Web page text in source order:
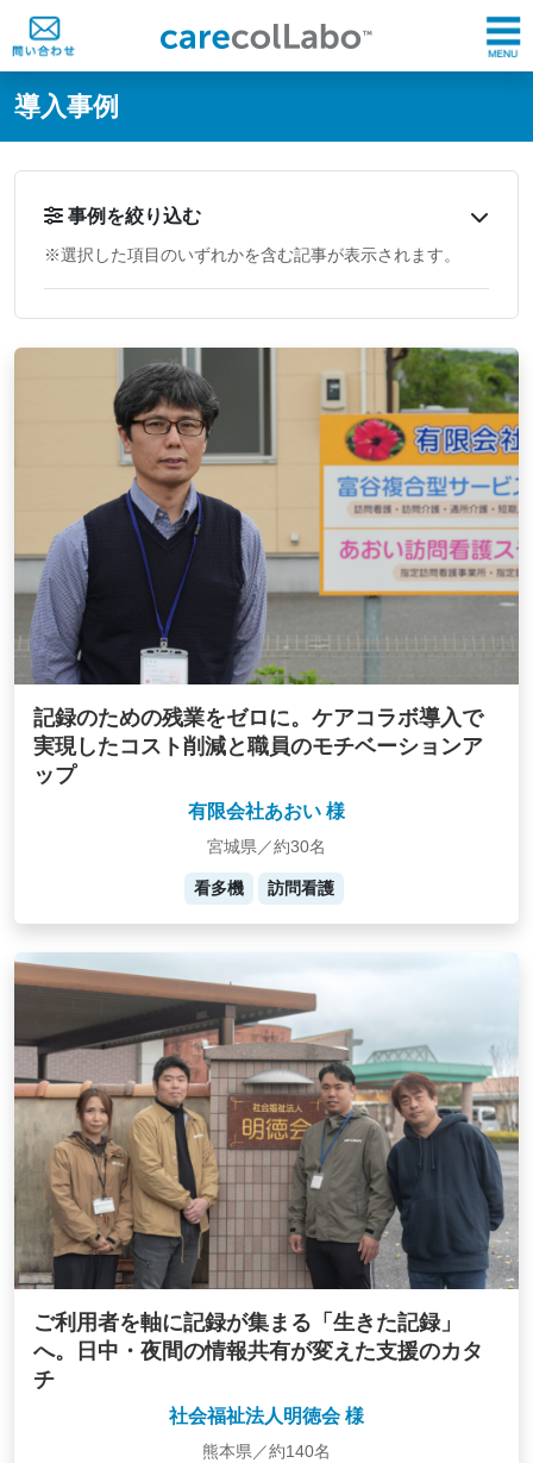
@ -0,0 +1,60 @@
導入事例
事例を絞り込む
※選択した項目のいずれかを含む記事が表示されます。
記録のための残業をゼロに。ケアコラボ導入で
実現したコスト削減と職員のモチベーションア
ップ
有限会社あおい 様
宮城県／約30名
看多機 訪問看護
ご利用者を軸に記録が集まる「生きた記録」
へ。日中・夜間の情報共有が変えた支援のカタ
チ
社会福祉法人明徳会 様
熊本県／約140名